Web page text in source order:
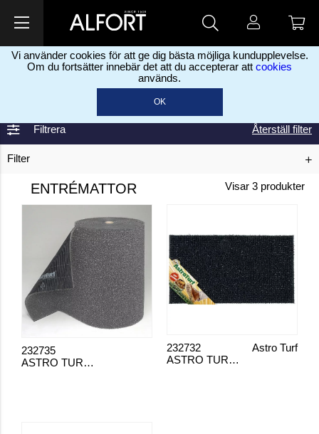
Vi använder cookies för att ge dig bästa möjliga kundupplevelse.
Om du fortsätter innebär det att du accepterar att cookies
används.
OK
Skyddsmattor
Filtrera
Filter
Återställ filter
ENTRÉMATTOR Visar 3 produkter
ASTRO TURF STAND RULLE
232735
ASTRO TURF STANDARD GRAFIT
Astro Turf
232732